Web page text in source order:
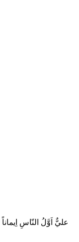
عليٌّ اَوَّلُ النّاسِ اِيماناً